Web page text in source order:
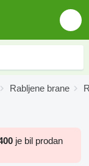
Rabljene brane
je bil prodan